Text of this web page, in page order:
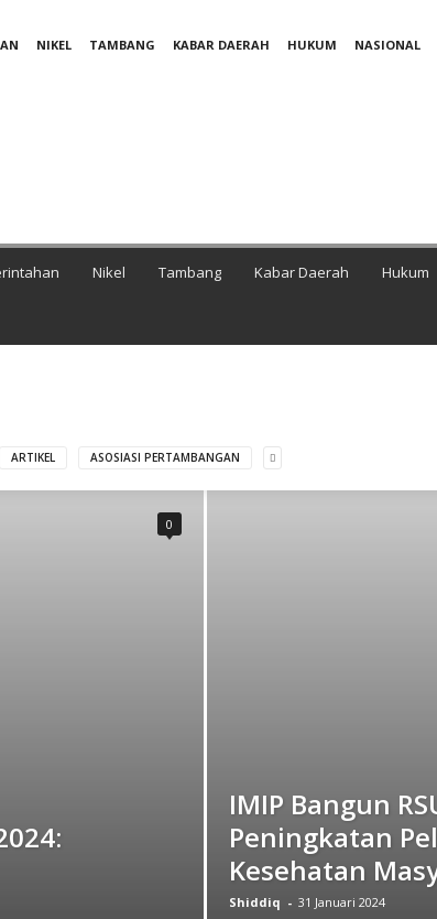
NIKEL TAMBANG KABAR DAERAH HUKUM NASIONAL
Nikel Tambang Kabar Daerah Hukum
ARTIKEL ASOSIASI PERTAMBANGAN
0
IMIP Bangun
Peningkatan
Kesehatan
Shiddiq - 31 Januari 2024